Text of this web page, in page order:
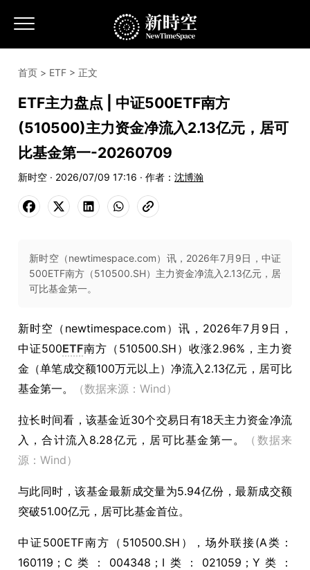
首页 > ETF > 正文
ETF主力盘点 | 中证500ETF南方
(510500)主力资金净流入2.13亿元，居可
比基金第一-20260709
新时空 · 2026/07/09 17:16 · 作者： 沈博瀚
新时空（newtimespace.com）讯，2026年7月9日，中证
500ETF南方（510500.SH）主力资金净流入2.13亿元，居
可比基金第一。
新时空（ newtimespace.com ）讯， 2026年7月9日，
中证500ETF南方（510500.SH）收涨2.96%，主力资
金（单笔成交额100万元以上）净流入2.13亿元，居可比
基金第一。
（数据来源：Wind）
拉长时间看，该基金近30个交易日有18天主力资金净流
入，合计流入8.28亿元，居可比基金第一。
（数据来
源：Wind）
与此同时，该基金最新成交量为5.94亿份，最新成交额
突破51.00亿元，居可比基金首位。
中证500ETF南方（510500.SH），场外联接(A类：
160119；C类：004348；I类：021059；Y类：